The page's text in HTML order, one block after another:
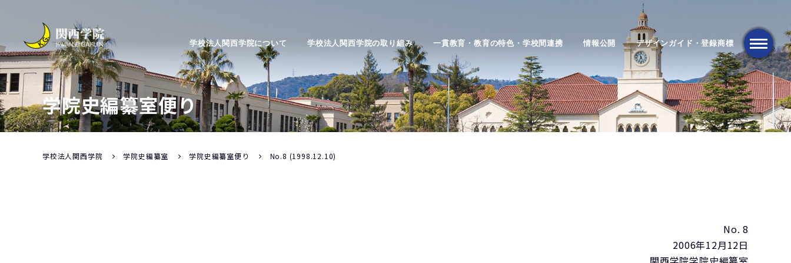
学校法人関西学院について 学校法人関西学院の取り組み 一貫教育・教育の特色・学校間連携 情報公開 デザインガイド・登録商標
メニュー
学院史編纂室便り
学校法人関西学院 学院史編纂室 学院史編纂室便り No.8 (1998.12.10)
No. 8
2006年12月12日